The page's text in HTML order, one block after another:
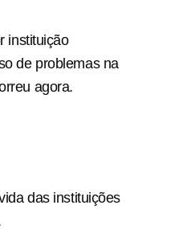
instituição
de problemas na
agora.
das instituições